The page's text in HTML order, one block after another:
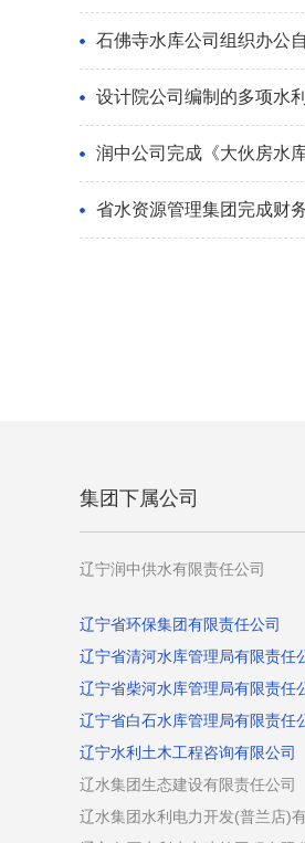
石佛寺水库公司组织办公
设计院公司编制的多项水
润中公司完成《大伙房水
省水资源管理集团完成财
集团下属公司
辽宁润中供水有限责任公司
辽宁省环保集团有限责任公司
辽宁省清河水库管理局有限责任
辽宁省柴河水库管理局有限责任
辽宁省白石水库管理局有限责任
辽宁水利土木工程咨询有限公司
辽水集团生态建设有限责任公司
辽水集团水利电力开发(普兰店)